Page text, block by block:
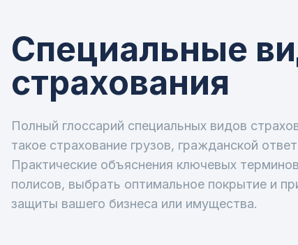
Специальные
страхования
Полный глоссарий специальных видов
такое страхование грузов, гражданской
Практические объяснения ключевых
полисов, выбрать оптимальное покрытие и
защиты вашего бизнеса или имущества.